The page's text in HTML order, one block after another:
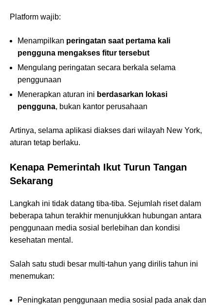
Platform wajib:
Menampilkan peringatan saat pertama kali
pengguna mengakses fitur tersebut
Mengulang peringatan secara berkala selama
penggunaan
Menerapkan aturan ini berdasarkan lokasi
pengguna, bukan kantor perusahaan
Artinya, selama aplikasi diakses dari wilayah New York,
aturan tetap berlaku.
Kenapa Pemerintah Ikut Turun Tangan
Sekarang
Langkah ini tidak datang tiba-tiba. Sejumlah riset dalam
beberapa tahun terakhir menunjukkan hubungan antara
penggunaan media sosial berlebihan dan kondisi
kesehatan mental.
Salah satu studi besar multi-tahun yang dirilis tahun ini
menemukan:
Peningkatan penggunaan media sosial pada anak dan